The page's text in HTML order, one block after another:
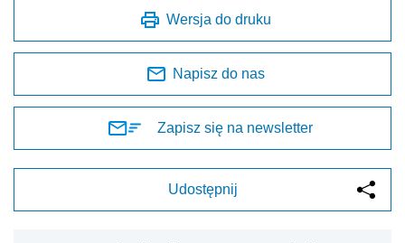
Wersja do druku
Napisz do nas
Zapisz się na newsletter
Udostępnij